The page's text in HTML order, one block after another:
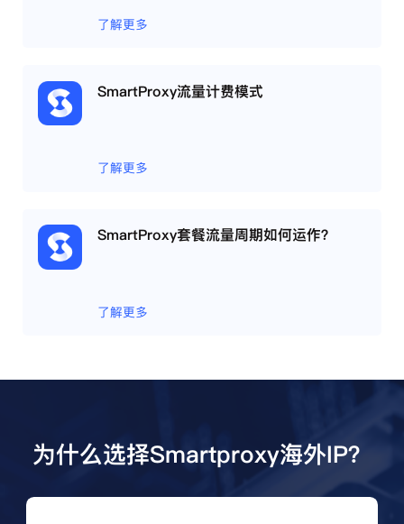
了解更多
SmartProxy流量计费模式
了解更多
SmartProxy套餐流量周期如何运作？
了解更多
为什么选择Smartproxy海外IP？